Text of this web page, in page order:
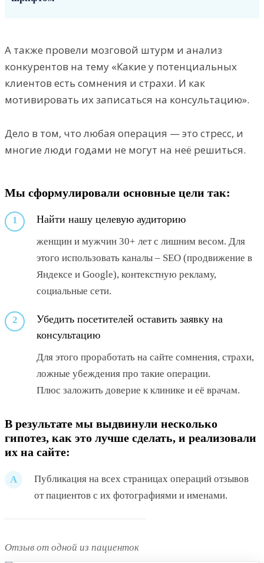
А также провели мозговой штурм и анализ
конкурентов на тему «Какие у потенциальных
клиентов есть сомнения и страхи. И как
мотивировать их записаться на консультацию».
Дело в том, что любая операция — это стресс, и
многие люди годами не могут на неё решиться.
Мы сформулировали основные цели так:
1 Найти нашу целевую аудиторию
женщин и мужчин 30+ лет с лишним весом. Для
этого использовать каналы – SEO (продвижение в
Яндексе и Google), контекстную рекламу,
социальные сети.
2
Убедить посетителей оставить заявку на
консультацию
Для этого проработать на сайте сомнения, страхи,
ложные убеждения про такие операции.
Плюс заложить доверие к клинике и её врачам.
В результате мы выдвинули несколько
гипотез, как это лучше сделать, и реализовали
их на сайте:
A
Публикация на всех страницах операций отзывов
от пациентов с их фотографиями и именами.
Отзыв от одной из пациенток